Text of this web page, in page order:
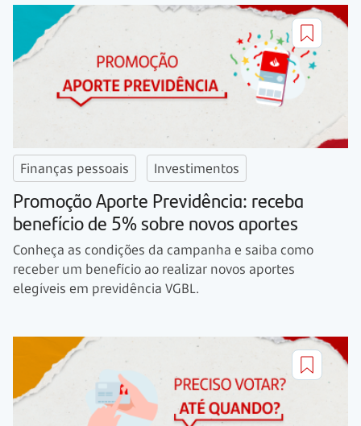
Finanças pessoais Investimentos
Promoção Aporte Previdência: receba
benefício de 5% sobre novos aportes
Conheça as condições da campanha e saiba como
receber um benefício ao realizar novos aportes
elegíveis em previdência VGBL.